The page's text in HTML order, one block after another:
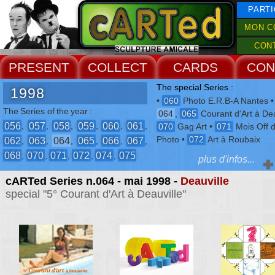
MON
PRESENT COLLECT CARDS
cARTed Series n.064 - mai 1998 - Deauville
special "5° Courant d'Art à Deauville"
1998
The Series of the year :
056, 057, 058, 059 , 060, 061 ,
062, 063, 064, 065, 066, 067 ,
068, 070, 071 , 072 , 074, 075
The special Series :
• 060 Photo E.R.B-A Nantes
064
065 Courant d'Art à
070 Gag Art • 071
Mois Off
Photo • 072 Art à Roubaix
Encounters of the year :
Limoges
, Le Haut-Crêt,
The Events :
3° Biennale de Fléchettes
Courant d'Art
plus d'infos...